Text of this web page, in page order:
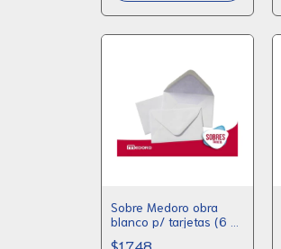
Sobre Medoro obra
blanco p/ tarjetas (6 x
$1.748